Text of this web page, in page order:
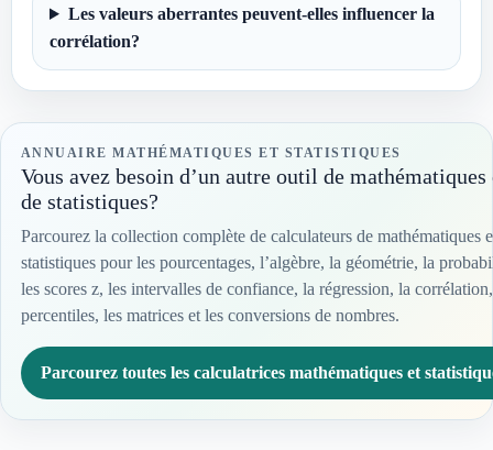
Les valeurs aberrantes peuvent-elles influencer la
corrélation?
ANNUAIRE MATHÉMATIQUES ET STATISTIQUES
Vous avez besoin d’un autre outil de mathématiques
de statistiques?
Parcourez la collection complète de calculateurs de mathématiques
statistiques pour les pourcentages, l’algèbre, la géométrie, la
les scores z, les intervalles de confiance, la régression, la
percentiles, les matrices et les conversions de nombres.
Parcourez toutes les calculatrices mathématiques et